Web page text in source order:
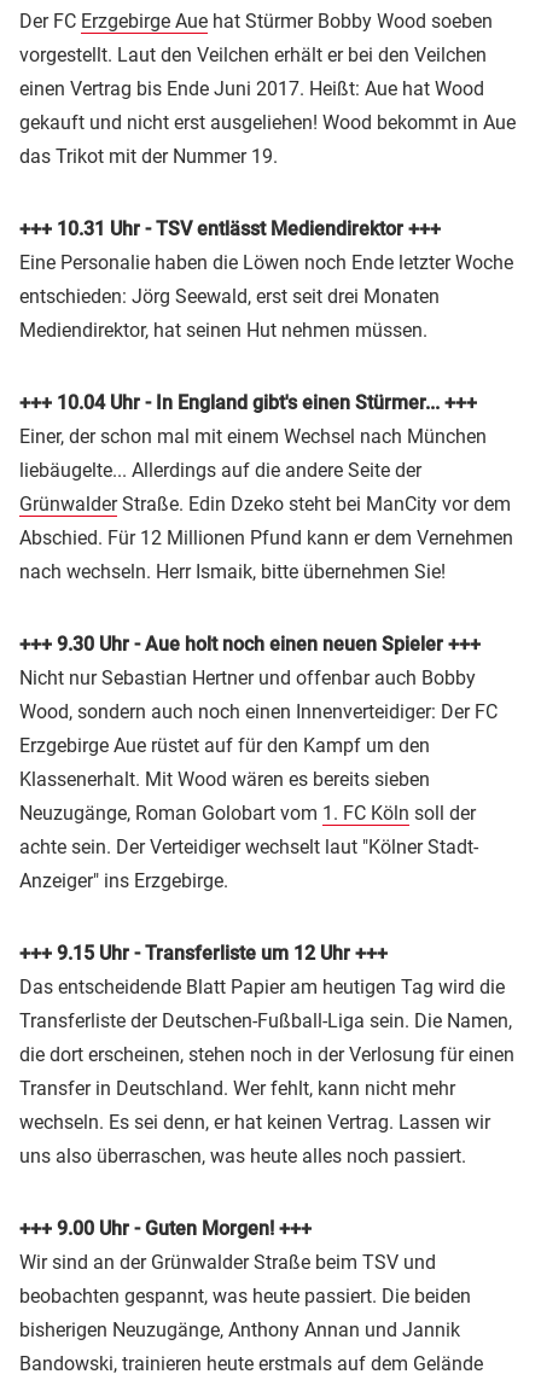
Der FC Erzgebirge Aue hat Stürmer Bobby Wood soeben
vorgestellt. Laut den Veilchen erhält er bei den Veilchen
einen Vertrag bis Ende Juni 2017. Heißt: Aue hat Wood
gekauft und nicht erst ausgeliehen! Wood bekommt in Aue
das Trikot mit der Nummer 19.
+++ 10.31 Uhr - TSV entlässt Mediendirektor +++
Eine Personalie haben die Löwen noch Ende letzter Woche
entschieden: Jörg Seewald, erst seit drei Monaten
Mediendirektor, hat seinen Hut nehmen müssen.
+++ 10.04 Uhr - In England gibt's einen Stürmer... +++
Einer, der schon mal mit einem Wechsel nach München
liebäugelte... Allerdings auf die andere Seite der
GrünwalderStraße. Edin Dzeko steht bei ManCity vor dem
Abschied. Für 12 Millionen Pfund kann er dem Vernehmen
nach wechseln. Herr Ismaik, bitte übernehmen Sie!
+++ 9.30 Uhr - Aue holt noch einen neuen Spieler +++
Nicht nur Sebastian Hertner und offenbar auch Bobby
Wood, sondern auch noch einen Innenverteidiger: Der FC
Erzgebirge Aue rüstet auf für den Kampf um den
Klassenerhalt. Mit Wood wären es bereits sieben
Neuzugänge, Roman Golobart vom 1. FC Köln soll der
achte sein. Der Verteidiger wechselt laut "Kölner Stadt-
Anzeiger" ins Erzgebirge.
+++ 9.15 Uhr - Transferliste um 12 Uhr +++
Das entscheidende Blatt Papier am heutigen Tag wird die
Transferliste der Deutschen-Fußball-Liga sein. Die Namen,
die dort erscheinen, stehen noch in der Verlosung für einen
Transfer in Deutschland. Wer fehlt, kann nicht mehr
wechseln. Es sei denn, er hat keinen Vertrag. Lassen wir
uns also überraschen, was heute alles noch passiert.
+++ 9.00 Uhr - Guten Morgen! +++
Wir sind an der Grünwalder Straße beim TSV und
beobachten gespannt, was heute passiert. Die beiden
bisherigen Neuzugänge, Anthony Annan und Jannik
Bandowski, trainieren heute erstmals auf dem Gelände